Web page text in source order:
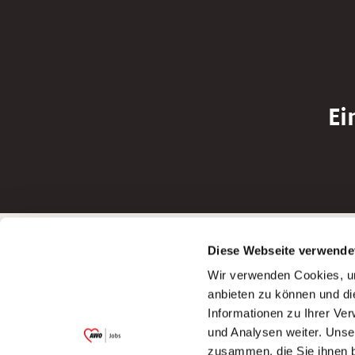
Diese Webseite
Wir verwenden Cookies,
anbieten zu können und
Informationen zu Ihrer
und Analysen weiter.
zusammen, die Sie ihnen
Garitz Bewirtschaftungsbetriebe GmbH
(Ein Tochterunternehmen des AWO
Bezirksverbandes Unterfranken e.V.)